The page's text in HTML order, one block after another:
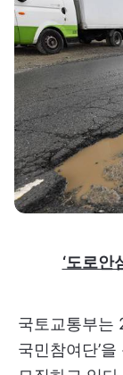
‘도로안
국토교통부는
국민참여단’